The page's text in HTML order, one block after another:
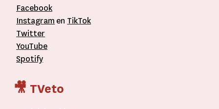
Facebook
Instagram en TikTok
Twitter
YouTube
Spotify
🎥 TVeto